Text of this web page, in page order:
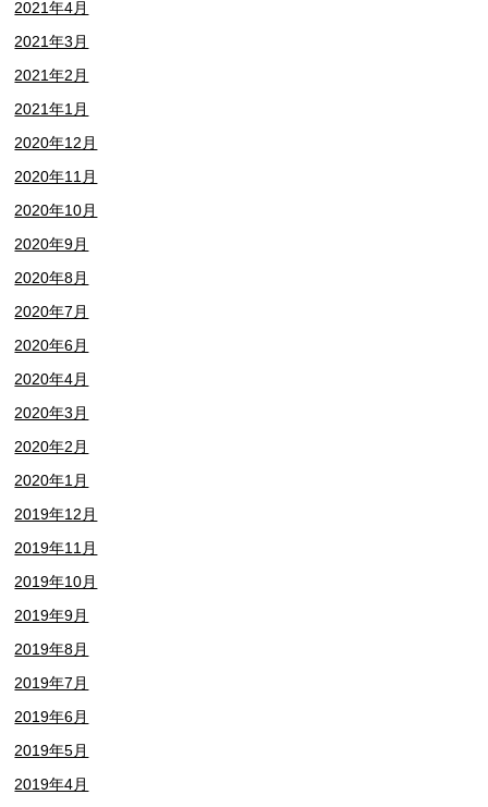
2021年4月
2021年3月
2021年2月
2021年1月
2020年12月
2020年11月
2020年10月
2020年9月
2020年8月
2020年7月
2020年6月
2020年4月
2020年3月
2020年2月
2020年1月
2019年12月
2019年11月
2019年10月
2019年9月
2019年8月
2019年7月
2019年6月
2019年5月
2019年4月